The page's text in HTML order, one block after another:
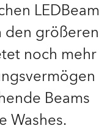
LEDBeam
den größeren
noch mehr
Beams
Washes.